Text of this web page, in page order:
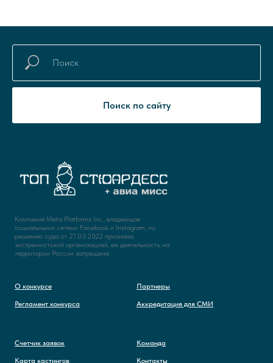
Поиск по сайту
Компания Meta Platforms Inc., владеющая
социальными сетями Facebook и Instagram, по
решению суда от 21.03.2022 признана
экстремистской организацией, ее деятельность на
территории России запрещена
О конкурсе
Регламент конкурса
Партнеры
Аккредитация для СМИ
Счетчик заявок
Карта кастингов
Команда
Контакты